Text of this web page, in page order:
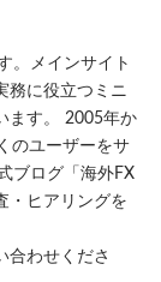
。メインサイト
務に役立つミニ
ます。 2005年か
のユーザーをサ
ブログ「海外FX
・ヒアリングを
合わせくださ